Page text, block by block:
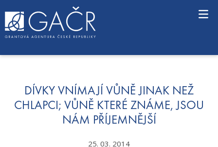
o
DÍVKY VNÍMAJÍ VŮNĚ JINAK NEŽ
CHLAPCI; VŮNĚ KTERÉ ZNÁME, JSOU
NÁM PŘÍJEMNĚJŠÍ
25. 03. 2014